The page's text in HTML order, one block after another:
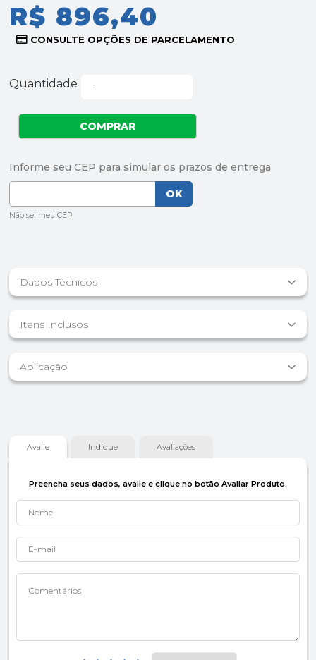
R$ 896,40
Quantidade
Dados Técnicos
Itens Inclusos
Aplicação
Avalie Indique Avaliações
Preencha seus dados, avalie e clique no botão Avaliar Produto.